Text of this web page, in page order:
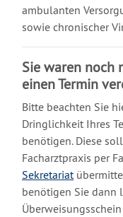
ambulanten
sowie chronischer
Sie waren noch
einen Termin
Bitte beachten Sie
Dringlichkeit Ihres
benötigen. Diese
Facharztpraxis per
Sekretariat
benötigen Sie dann